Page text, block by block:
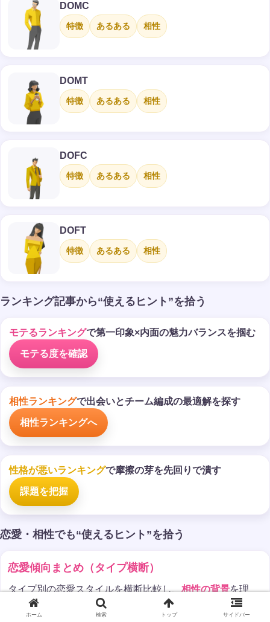
DOMC
特徴 あるある 相性
DOMT
特徴 あるある 相性
DOFC
特徴 あるある 相性
DOFT
特徴 あるある 相性
ランキング記事から“使えるヒント”を拾う
モテるランキングで第一印象×内面の魅力バランスを掴む
モテる度を確認
相性ランキングで出会いとチーム編成の最適解を探す
相性ランキングへ
性格が悪いランキングで摩擦の芽を先回りで潰す
課題を把握
恋愛・相性でも“使えるヒント”を拾う
恋愛傾向まとめ（タイプ横断）
タイプ別の恋愛スタイルを横断比較し、相性の背景を理
ホーム 検索 トップ サイドバー